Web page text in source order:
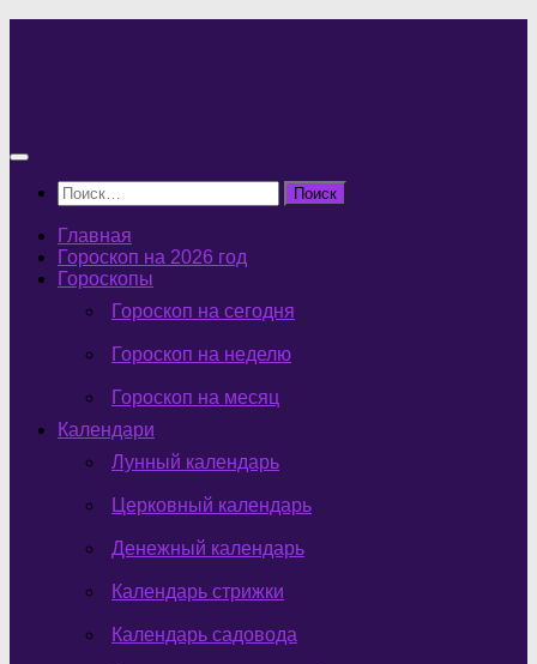
Найти:
Главная
Гороскоп на 2026 год
Гороскопы
Гороскоп на сегодня
Гороскоп на неделю
Гороскоп на месяц
Календари
Лунный календарь
Церковный календарь
Денежный календарь
Календарь стрижки
Календарь садовода